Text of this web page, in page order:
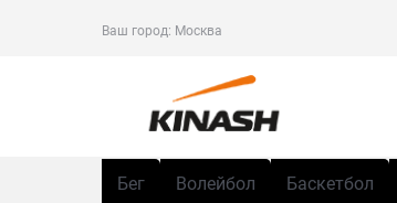
Ваш город: Москва
Бег Волейбол Баскетбол